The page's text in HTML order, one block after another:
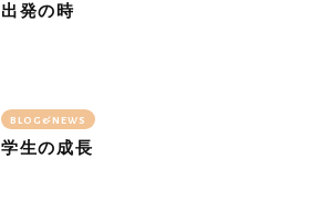
出発の時
BLOG&NEWS
学生の成長